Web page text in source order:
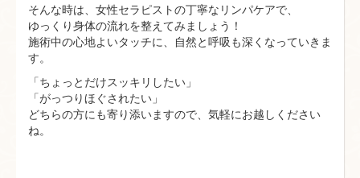
そんな時は、女性セラピストの丁寧なリンパケアで、
ゆっくり身体の流れを整えてみましょう！
施術中の心地よいタッチに、自然と呼吸も深くなっていきま
す。
「ちょっとだけスッキリしたい」
「がっつりほぐされたい」
どちらの方にも寄り添いますので、気軽にお越しください
ね。